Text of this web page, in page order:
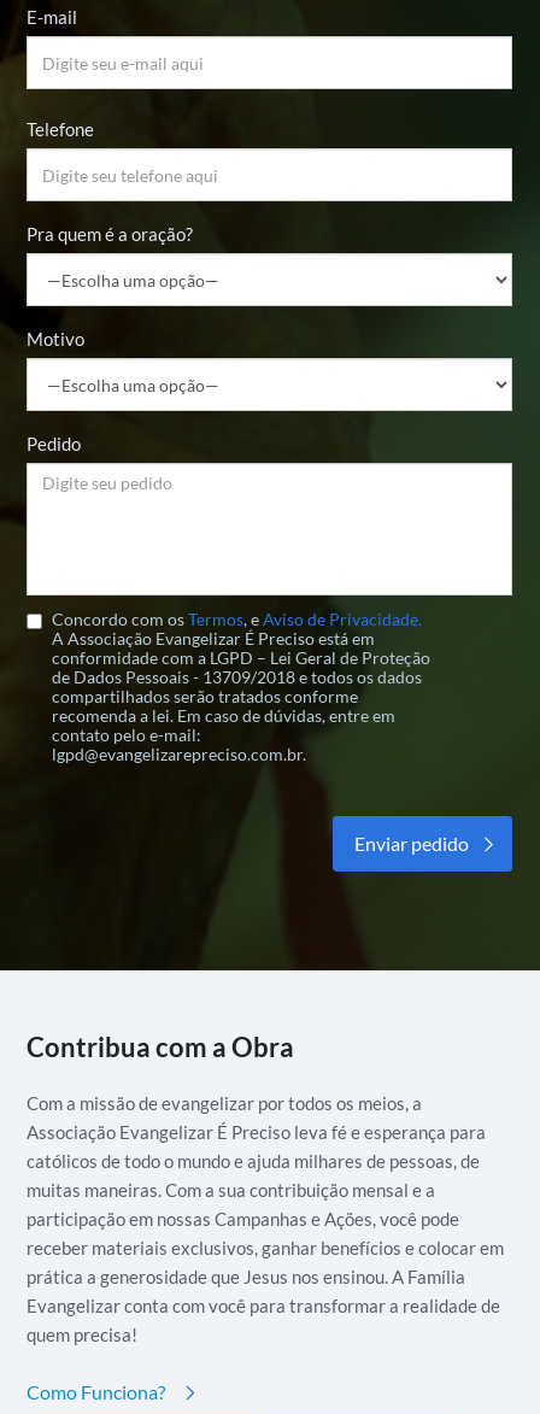
E-mail
Telefone
Pra quem é a oração?
Motivo
Pedido
Concordo com osTermos, eAviso de Privacidade.
A Associação Evangelizar É Preciso está em
conformidade com a LGPD – Lei Geral de Proteção
de Dados Pessoais - 13709/2018 e todos os dados
compartilhados serão tratados conforme
recomenda a lei. Em caso de dúvidas, entre em
contato pelo e-mail:
lgpd@evangelizarepreciso.com.br.
Contribua com a Obra
Com a missão de evangelizar por todos os meios, a
Associação Evangelizar É Preciso leva fé e esperança para
católicos de todo o mundo e ajuda milhares de pessoas, de
muitas maneiras. Com a sua contribuição mensal e a
participação em nossas Campanhas e Ações, você pode
receber materiais exclusivos, ganhar benefícios e colocar em
prática a generosidade que Jesus nos ensinou. A Família
Evangelizar conta com você para transformar a realidade de
quem precisa!
Como Funciona?